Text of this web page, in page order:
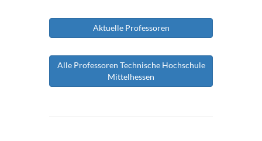
Aktuelle Professoren
Alle Professoren Technische Hochschule
Mittelhessen